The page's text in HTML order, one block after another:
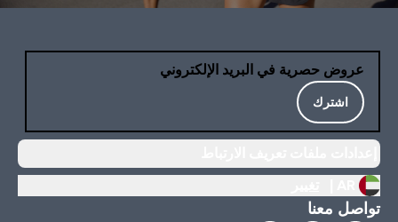
عروض حصرية في البريد الإلكتروني
اشترك
تواصل معنا